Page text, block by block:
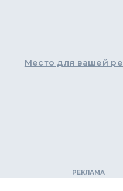
Место для вашей